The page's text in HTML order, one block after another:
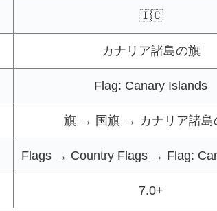
🇮🇨
カナリア諸島の旗
Flag: Canary Islands
旗 → 国旗 → カナリア諸島
Flags → Country Flags → Flag:
7.0+